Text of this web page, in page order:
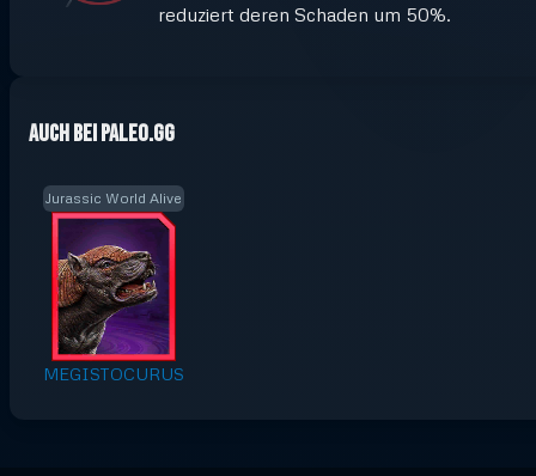
reduziert deren Schaden um 50%.
Auch bei Paleo.GG
Jurassic World Alive
MEGISTOCURUS